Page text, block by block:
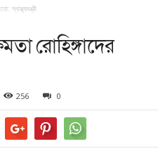
স্বাস্থ্যমন্ত্রী
রোহিঙ্গাদের
256 0